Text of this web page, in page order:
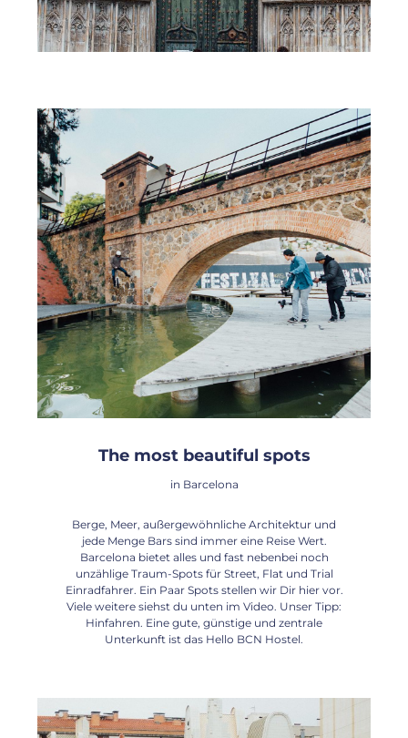
The most beautiful spots
in Barcelona
Berge, Meer, außergewöhnliche Architektur und
jede Menge Bars sind immer eine Reise Wert.
Barcelona bietet alles und fast nebenbei noch
unzählige Traum-Spots für Street, Flat und Trial
Einradfahrer. Ein Paar Spots stellen wir Dir hier vor.
Viele weitere siehst du unten im Video. Unser Tipp:
Hinfahren. Eine gute, günstige und zentrale
Unterkunft ist das Hello BCN Hostel.